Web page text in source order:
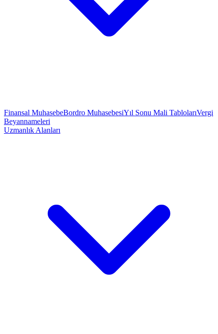
Finansal MuhasebeBordro MuhasebesiYıl Sonu Mali TablolarıVergi
Beyannameleri
Uzmanlık Alanları